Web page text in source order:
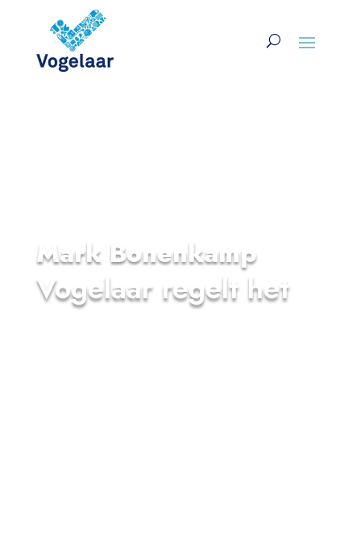
Mark Bonenkamp
Vogelaar regelt het